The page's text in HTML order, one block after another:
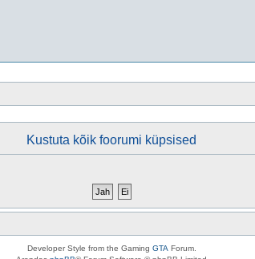
Kustuta kõik foorumi küpsised
Developer Style from the Gaming GTA Forum.